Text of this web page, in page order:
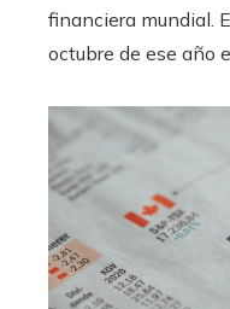
financiera mundial.
octubre de ese año